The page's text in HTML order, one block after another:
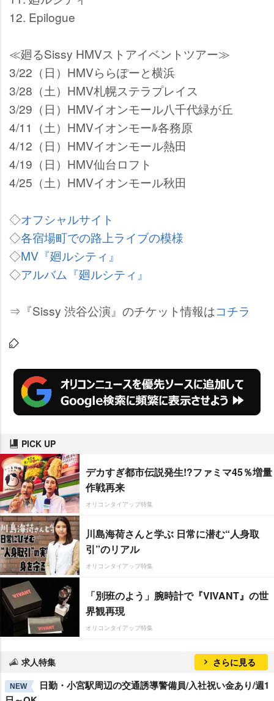
12. Epilogue
≪廻るSissy HMVストアイベントツアー
3/22（日）HMVららぽーと横浜
3/28（土）HMV札幌ステラプレイス
3/29（日）HMVイオンモール八千代緑が丘
4/11（土）HMVイオンモーﾙ各務原
4/12（日）HMVイオンモール熱田
4/19（日）HMV仙台ロフト
4/25（土）HMVイオンモール秋田
◇オフシャルサイト
◇各宿場町での路上ライブの模様
◇MV『廻ルシティ』
◇アルバム『廻ルシティ』
⇒『Sissy 渋谷公演』のチケット情報はコチラ
PICK UP
デカすぎ都市伝説発生!?ファミマ45％増量
作戦再来
オリコンタイアップ特集
川島海荷さんと学ぶ 日常に潜む“人身取
引”のリアル
オリコンタイアップ特集
「別班のよう」腕時計で『VIVANT』の世
界観再現
オリコンタイアップ特集
求人特集 さらに見る
NEW
日勤・小宮駅周辺の交通誘導警備員/入社祝い金あり/週1